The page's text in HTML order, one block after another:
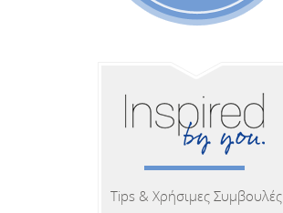
Tips & Χρήσιμες Συμβουλές